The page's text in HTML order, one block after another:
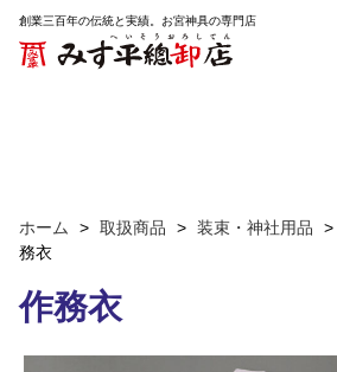
創業三百年の伝統と実績。お宮神具の専門店
ホーム > 取扱商品 > 装束・神社用品 >
務衣
作務衣